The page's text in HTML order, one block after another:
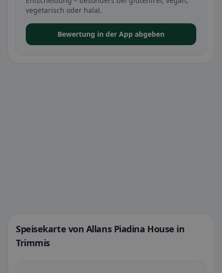
vegetarisch oder halal.
Bewertung in der App abgeben
Speisekarte von Allans Piadina House in
Trimmis